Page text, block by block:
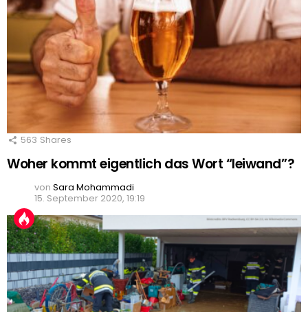
563 Shares
Woher kommt eigentlich das Wort “leiwand”?
von Sara Mohammadi
15. September 2020, 19:19